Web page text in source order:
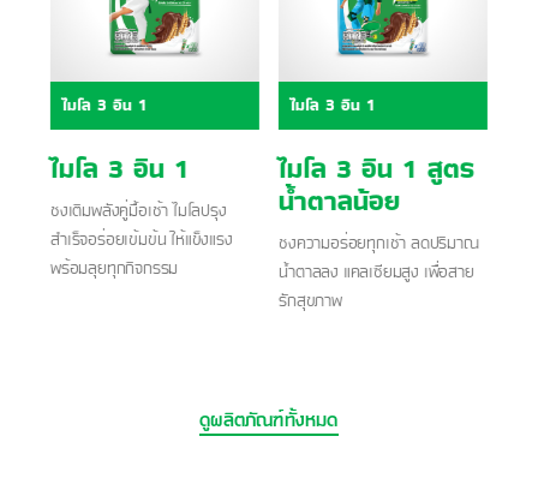
ไมโล 3 อิน 1
ไมโล 3 อิน 1
ชงเติมพลังคู่มื้อเช้า ไมโลปรุง
สำเร็จอร่อยเข้มข้น ให้แข็งแรง
พร้อมลุยทุกกิจกรรม
ไมโล 3 อิน 1
ไมโล 3 อิน 1 สูตร
น้ำตาลน้อย
ชงความอร่อยทุกเช้า ลดปริมาณ
น้ำตาลลง แคลเซียมสูง เพื่อสาย
รักสุขภาพ
ดูผลิตภัณฑ์ทั้งหมด